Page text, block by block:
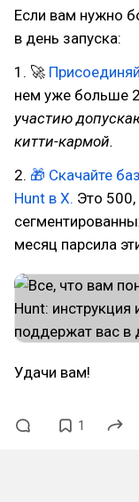
Если вам нужно
в день запуска:
1. 🚀
нем уже больше
участию
китти-кармой.
2. 🎁 Скачайте
Hunt в Х. Это 500,
месяц парсила
Удачи вам!
1